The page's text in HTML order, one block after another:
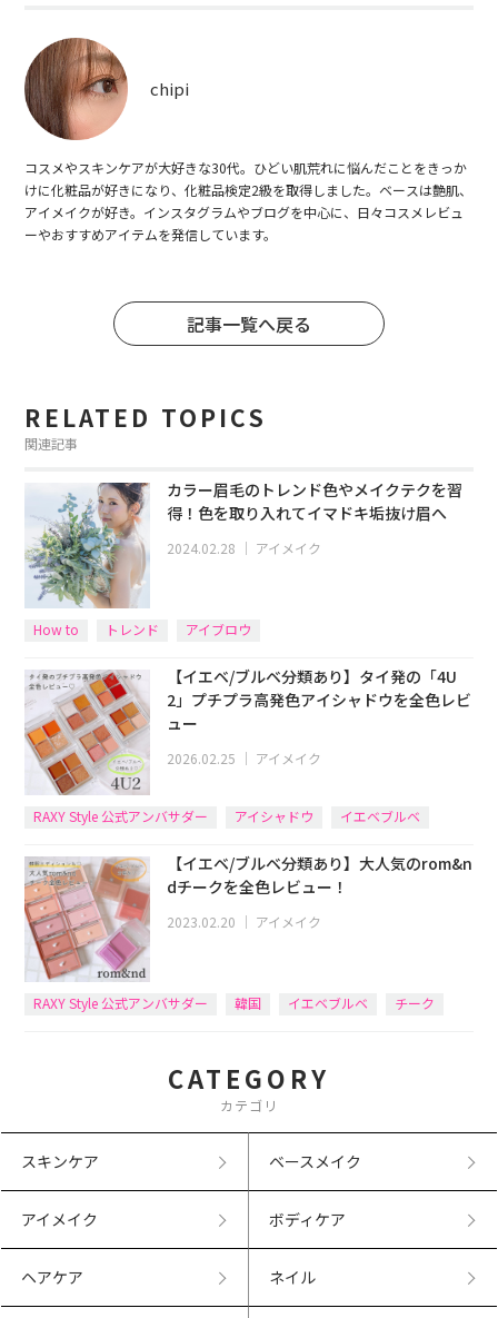
chipi
コスメやスキンケアが大好きな30代。ひどい肌荒れに悩んだことをきっか
けに化粧品が好きになり、化粧品検定2級を取得しました。ベースは艶肌、
アイメイクが好き。インスタグラムやブログを中心に、日々コスメレビュ
ーやおすすめアイテムを発信しています。
記事一覧へ戻る
RELATED TOPICS
関連記事
カラー眉毛のトレンド色やメイクテクを習
得！色を取り入れてイマドキ垢抜け眉へ
2024.02.28 ｜ アイメイク
How to トレンド アイブロウ
【イエベ/ブルベ分類あり】タイ発の「4U
2」プチプラ高発色アイシャドウを全色レビ
ュー
2026.02.25 ｜ アイメイク
RAXY Style 公式アンバサダー アイシャドウ イエベブルベ
【イエベ/ブルベ分類あり】大人気のrom&n
dチークを全色レビュー！
2023.02.20 ｜ アイメイク
RAXY Style 公式アンバサダー 韓国 イエベブルベ
チーク
CATEGORY
カテゴリ
スキンケア ベースメイク
アイメイク ボディケア
ヘアケア ネイル